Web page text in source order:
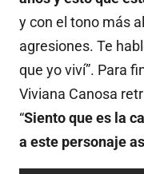
y con el tono más
agresiones. Te
que yo viví”. Para
Viviana Canosa
“Siento que es la
a este personaje